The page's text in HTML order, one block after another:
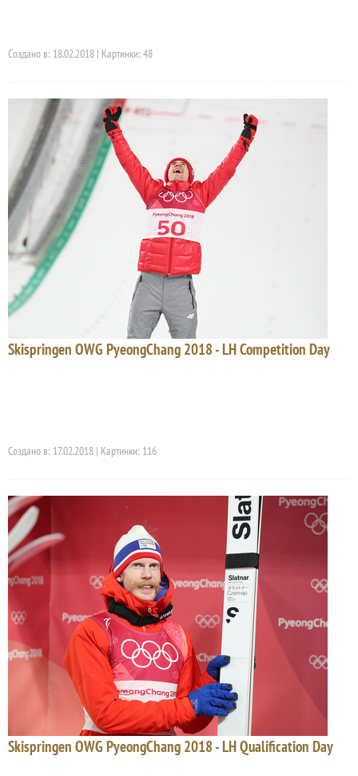
Создано в: 18.02.2018 | Картинки: 48
Skispringen OWG PyeongChang 2018 - LH Competition Day
Создано в: 17.02.2018 | Картинки: 116
Skispringen OWG PyeongChang 2018 - LH Qualification Day